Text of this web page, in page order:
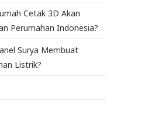
Cetak 3D Akan
Perumahan Indonesia?
Surya Membuat
Listrik?